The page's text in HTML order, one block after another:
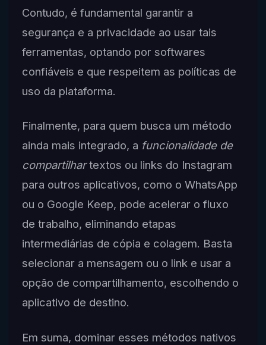
Contudo, é fundamental garantir a
segurança e a privacidade ao usar tais
ferramentas, optando por softwares
confiáveis e que respeitem as políticas de
uso da plataforma.
Finalmente, para quem busca um método
ainda mais integrado, a funcionalidade de
compartilhartextos ou links do Instagram
para outros aplicativos, como o WhatsApp
ou o Google Keep, pode acelerar o fluxo
de trabalho, eliminando etapas
intermediárias de cópia e colagem. Basta
selecionar a mensagem ou o link e usar a
opção de compartilhamento, escolhendo o
aplicativo de destino.
Em suma, dominar esses métodos nativos